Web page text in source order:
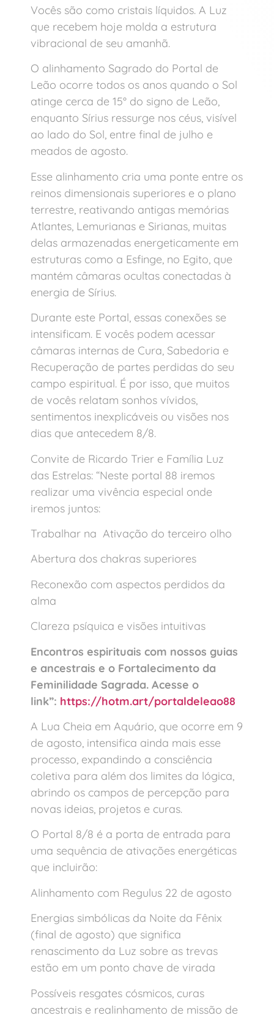
Vocês são como cristais líquidos. A Luz
que recebem hoje molda a estrutura
vibracional de seu amanhã.
O alinhamento Sagrado do Portal de
Leão ocorre todos os anos quando o Sol
atinge cerca de 15° do signo de Leão,
enquanto Sírius ressurge nos céus, visível
ao lado do Sol, entre final de julho e
meados de agosto.
Esse alinhamento cria uma ponte entre os
reinos dimensionais superiores e o plano
terrestre, reativando antigas memórias
Atlantes, Lemurianas e Sirianas, muitas
delas armazenadas energeticamente em
estruturas como a Esfinge, no Egito, que
mantém câmaras ocultas conectadas à
energia de Sírius.
Durante este Portal, essas conexões se
intensificam. E vocês podem acessar
câmaras internas de Cura, Sabedoria e
Recuperação de partes perdidas do seu
campo espiritual. É por isso, que muitos
de vocês relatam sonhos vívidos,
sentimentos inexplicáveis ou visões nos
dias que antecedem 8/8.
Convite de Ricardo Trier e Família Luz
das Estrelas: “Neste portal 88 iremos
realizar uma vivência especial onde
iremos juntos:
Trabalhar na Ativação do terceiro olho
Abertura dos chakras superiores
Reconexão com aspectos perdidos da
alma
Clareza psíquica e visões intuitivas
Encontros espirituais com nossos guias
e ancestrais e o Fortalecimento da
Feminilidade Sagrada. Acesse o
link”: https://hotm.art/portaldeleao88
A Lua Cheia em Aquário, que ocorre em 9
de agosto, intensifica ainda mais esse
processo, expandindo a consciência
coletiva para além dos limites da lógica,
abrindo os campos de percepção para
novas ideias, projetos e curas.
O Portal 8/8 é a porta de entrada para
uma sequência de ativações energéticas
que incluirão:
Alinhamento com Regulus 22 de agosto
Energias simbólicas da Noite da Fênix
(final de agosto) que significa
renascimento da Luz sobre as trevas
estão em um ponto chave de virada
Possíveis resgates cósmicos, curas
ancestrais e realinhamento de missão de